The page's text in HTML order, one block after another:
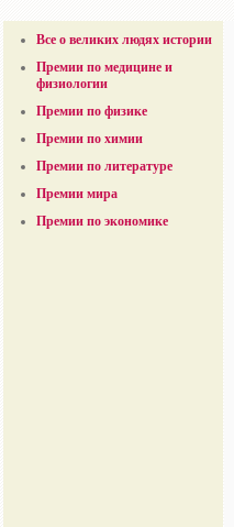
Все о великих людях истории
Премии по медицине и
физиологии
Премии по физике
Премии по химии
Премии по литературе
Премии мира
Премии по экономике